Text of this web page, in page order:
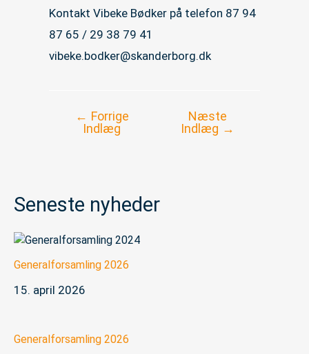
Kontakt Vibeke Bødker på telefon 87 94
87 65 / 29 38 79 41
vibeke.bodker@skanderborg.dk
Indlægsnavigation
← Forrige
Indlæg
Næste
Indlæg →
Seneste nyheder
Generalforsamling 2026
15. april 2026
Generalforsamling 2026